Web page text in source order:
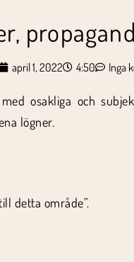
april 1, 2022 4:50 Inga
osakliga och
lögner.
detta område”.